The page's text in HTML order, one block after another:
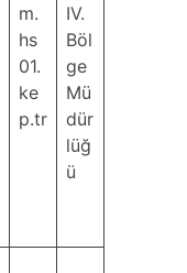
m.
hs
01.
ke
p.tr
IV.
Böl
ge
Mü
dür
lüğ
ü